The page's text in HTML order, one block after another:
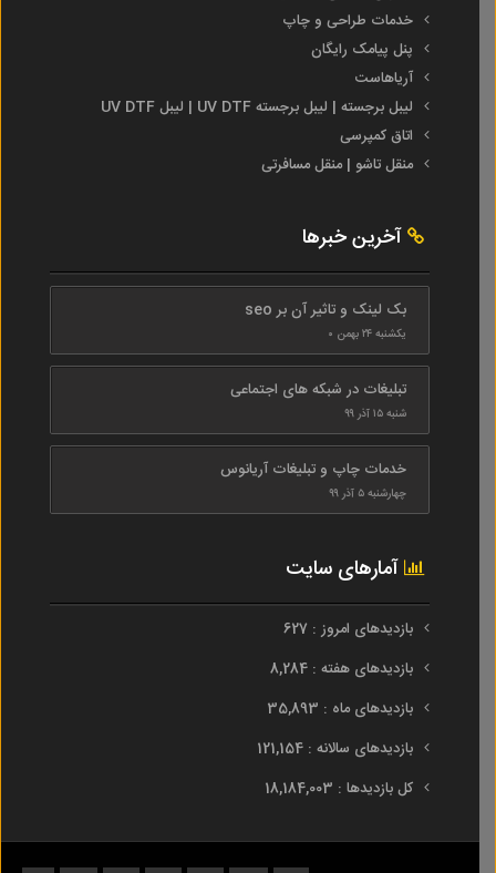
خدمات طراحی و چاپ
پنل پیامک رایگان
آریاهاست
لیبل برجسته | لیبل برجسته UV DTF | لیبل UV DTF
اتاق کمپرسی
منقل تاشو | منقل مسافرتی
آخرین خبرها
بک لینک و تاثیر آن بر seo
یکشنبه ۲۴ بهمن ۰
تبلیغات در شبکه های اجتماعی
شنبه ۱۵ آذر ۹۹
خدمات چاپ و تبلیغات آریانوس
چهارشنبه ۵ آذر ۹۹
آمارهای سایت
بازدیدهای امروز : 627
بازدیدهای هفته : 8,284
بازدیدهای ماه : 35,893
بازدیدهای سالانه : 121,154
کل بازدیدها : 18,184,003